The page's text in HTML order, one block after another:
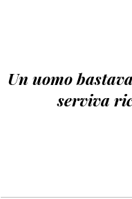
Un uomo
serviva